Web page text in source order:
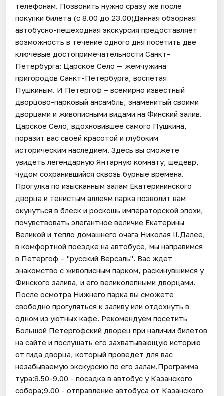
телефонам. Позвонить нужно сразу же после
покупки билета (с 8.00 до 23.00)Данная обзорная
автобусно-пешеходная экскурсия предоставляет
возможность в течение одного дня посетить две
ключевые достопримечательности Санкт-
Петербурга: Царское Село — жемчужина
пригородов Санкт-Петербурга, воспетая
Пушкиным. И Петергоф – всемирно известный
дворцово-парковый ансамбль, знаменитый своими
дворцами и живописными видами на Финский залив.
Царское Село, вдохновившее самого Пушкина,
поразит вас своей красотой и глубоким
историческим наследием. Здесь вы сможете
увидеть легендарную Янтарную комнату, шедевр,
чудом сохранившийся сквозь бурные времена.
Прогулка по изысканным залам Екатерининского
дворца и тенистым аллеям парка позволит вам
окунуться в блеск и роскошь императорской эпохи,
почувствовать элегантное величие Екатерины
Великой и тепло домашнего очага Николая II.Далее,
в комфортной поездке на автобусе, мы направимся
в Петергоф – "русский Версаль". Вас ждет
знакомство с живописным парком, раскинувшимся у
Финского залива, и его великолепными дворцами.
После осмотра Нижнего парка вы сможете
свободно прогуляться к заливу или отдохнуть в
одном из уютных кафе. Рекомендуем посетить
Большой Петергофский дворец при наличии билетов
на сайте и послушать его захватывающую историю
от гида дворца, который проведет для вас
незабываемую экскурсию по его залам.Программа
тура:8.50-9.00 - посадка в автобус у Казанского
собора;9.00 - отправление автобуса от Казанского